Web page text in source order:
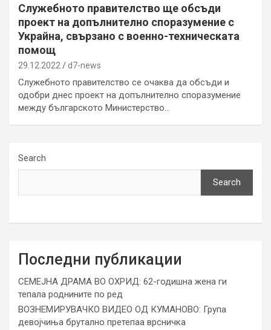
Служебното правителство ще обсъди
проект на допълнително споразумение с
Украйна, свързано с военно-техническата
помощ
29.12.2022 d7-news
Служебното правителство се очаква да обсъди и
одобри днес проект на допълнително споразумение
между българското Министерство…
Search
Search
Последни публикации
СЕМЕЈНА ДРАМА ВО ОХРИД: 62-годишна жена ги
тепала роднините по ред
ВОЗНЕМИРУВАЧКО ВИДЕО ОД КУМАНОВО: Група
девојчиња брутално претепаа врсничка